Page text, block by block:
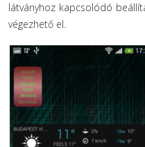
látványhoz kapcsolódó
végezhető el.